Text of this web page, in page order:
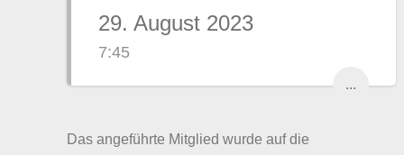
29. August 2023
7:45
...
Das angeführte Mitglied wurde auf die